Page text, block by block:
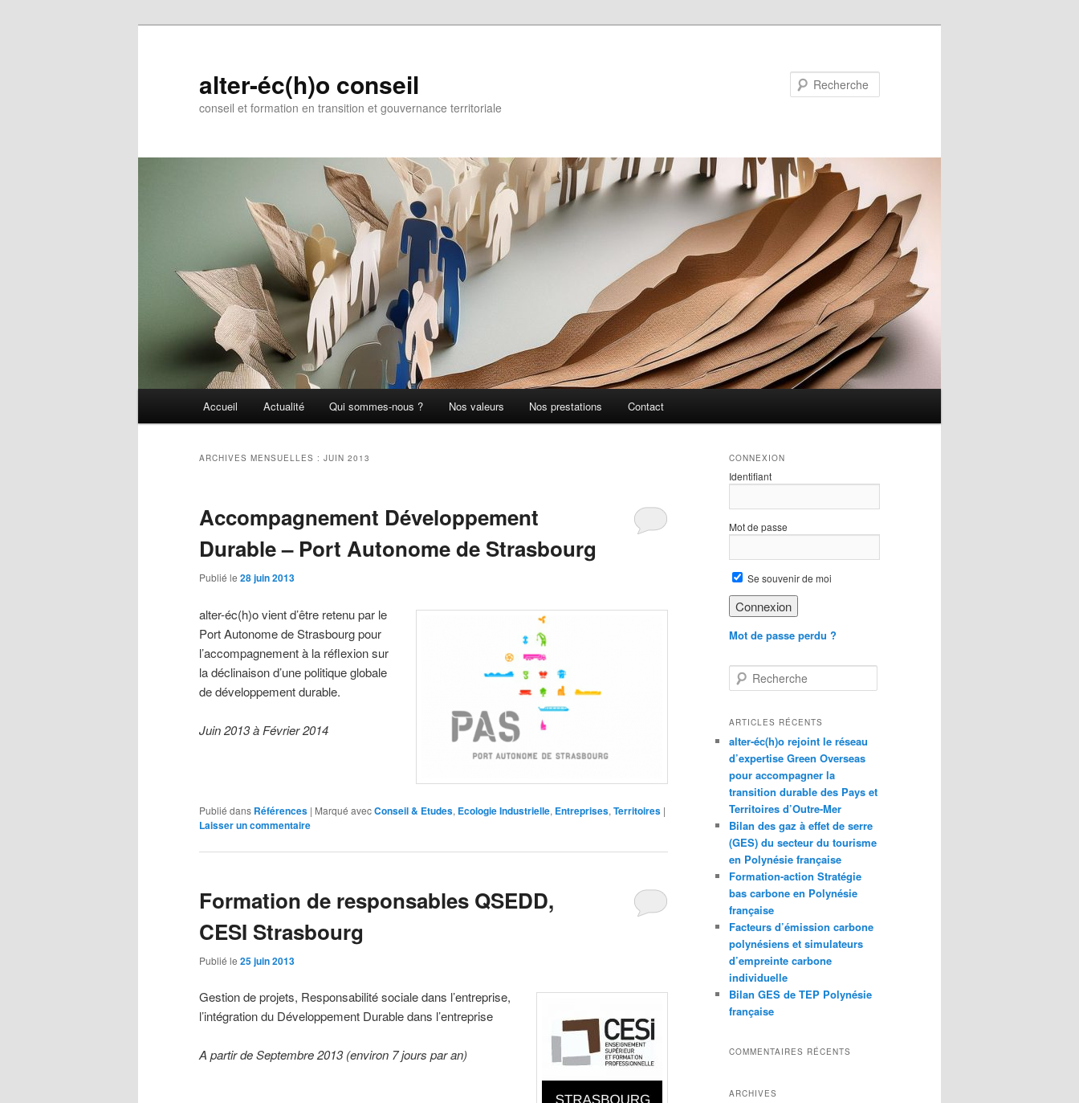
alter-éc(h)o conseil
conseil et formation en transition et gouvernance territoriale
Accueil Actualité Qui sommes-nous ? Nos valeurs Nos prestations Contact
ARCHIVES MENSUELLES : JUIN 2013
Accompagnement Développement
Durable – Port Autonome de Strasbourg
Publié le 28 juin 2013
alter-éc(h)o vient d’être retenu par le
Port Autonome de Strasbourg pour
l’accompagnement à la réflexion sur
la déclinaison d’une politique globale
de développement durable.
Juin 2013 à Février 2014
Publié dans Références | Marqué avecConseil & Etudes, Ecologie Industrielle, Entreprises, Territoires |
Laisser un commentaire
Formation de responsables QSEDD,
CESI Strasbourg
Publié le 25 juin 2013
Gestion de projets, Responsabilité sociale dans l’entreprise,
l’intégration du Développement Durable dans l’entreprise
A partir de Septembre 2013 (environ 7 jours par an)
CONNEXION
Identifiant
Mot de passe
Se souvenir de moi
Mot de passe perdu ?
e
h
r
c
h
e
ARTICLES RÉCENTS
alter-éc(h)o rejoint le réseau
d’expertise Green Overseas
pour accompagner la
transition durable des Pays et
Territoires d’Outre-Mer
Bilan des gaz à effet de serre
(GES) du secteur du tourisme
en Polynésie française
Formation-action Stratégie
bas carbone en Polynésie
française
Facteurs d’émission carbone
polynésiens et simulateurs
d’empreinte carbone
individuelle
Bilan GES de TEP Polynésie
française
COMMENTAIRES RÉCENTS
ARCHIVES